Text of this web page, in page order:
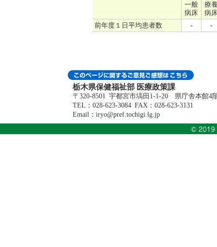
一般
病床
療
病
前年度１日平均患者数
- -
栃木県保健福祉部 医療政策課
〒320-8501 宇都宮市塙田1-1-20 県庁舎本館4
TEL：028-623-3084 FAX：028-623-3131
Email：iryo@pref.tochigi.lg.jp